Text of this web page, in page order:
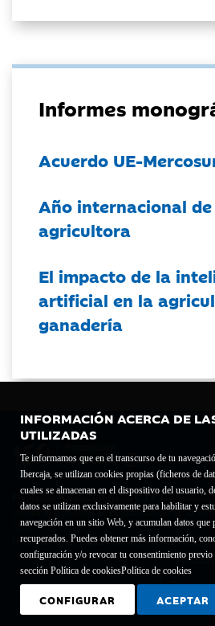
INFORMACIÓN ACERCA DE
UTILIZADAS
Te informamos que en el transcurso de tu
Ibercaja, se utilizan cookies propias (ficheros de
cuales se almacenan en el dispositivo del usuario,
datos se utilizan exclusivamente para habilitar y
navegación en un sitio Web, y acumulan datos que
recuperados. Puedes obtener más información,
configuración y/o revocar tu consentimiento previo
sección Política de cookiesPolítica de cookies
CONFIGURAR ACEPTAR
Informes
Acuerdo UE-
Año internacional
agricultora
El impacto de la
artificial en la
ganadería
Fundación Bancaria Ibercaja C.I.F. G-50000652.
Inscrita en el Registro de Fundaciones del Mº de
1689.
Domicilio social: Joaquín Costa, 13. 50001 Zaragoza.
Aviso legal Política de